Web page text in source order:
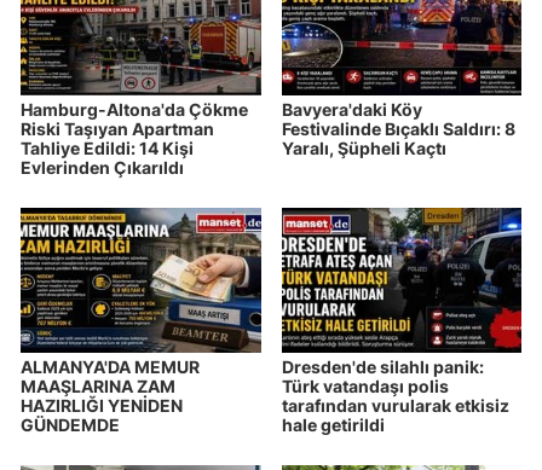
Hamburg-Altona'da Çökme
Riski Taşıyan Apartman
Tahliye Edildi: 14 Kişi
Evlerinden Çıkarıldı
Bavyera'daki Köy
Festivalinde Bıçaklı Saldırı: 8
Yaralı, Şüpheli Kaçtı
ALMANYA'DA MEMUR
MAAŞLARINA ZAM
HAZIRLIĞI YENİDEN
GÜNDEMDE
Dresden'de silahlı panik:
Türk vatandaşı polis
tarafından vurularak etkisiz
hale getirildi